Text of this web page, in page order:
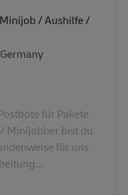
/ Aushilfe /
für Pakete
Minijobber bist du
für uns